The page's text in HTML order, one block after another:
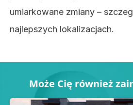
umiarkowane zmiany –
najlepszych lokalizacjach.
Może Cię również